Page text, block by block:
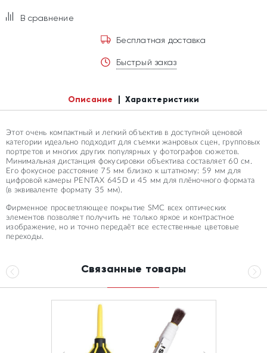
В сравнение
Бесплатная доставка
Быстрый заказ
Описание Характеристики
Этот очень компактный и легкий объектив в доступной ценовой
категории идеально подходит для съемки жанровых сцен, групповых
портретов и многих других популярных у фотографов сюжетов.
Минимальная дистанция фокусировки объектива составляет 60 см.
Его фокусное расстояние 75 мм близко к штатному: 59 мм для
цифровой камеры PENTAX 645D и 45 мм для плёночного формата
(в эквиваленте формату 35 мм).
Фирменное просветляющее покрытие SMC всех оптических
элементов позволяет получить не только яркое и контрастное
изображение, но и точно передаёт все естественные цветовые
переходы.
Связанные товары